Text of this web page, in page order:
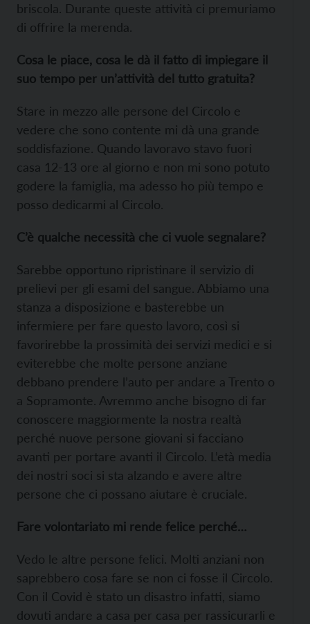
briscola. Durante queste attività ci premuriamo
di offrire la merenda.
Cosa le piace, cosa le dà il fatto di impiegare il
suo tempo per un’attività del tutto gratuita?
Stare in mezzo alle persone del Circolo e
vedere che sono contente mi dà una grande
soddisfazione. Quando lavoravo stavo fuori
casa 12-13 ore al giorno e non mi sono potuto
godere la famiglia, ma adesso ho più tempo e
posso dedicarmi al Circolo.
C’è qualche necessità che ci vuole segnalare?
Sarebbe opportuno ripristinare il servizio di
prelievi per gli esami del sangue. Abbiamo una
stanza a disposizione e basterebbe un
infermiere per fare questo lavoro, così si
favorirebbe la prossimità dei servizi medici e si
eviterebbe che molte persone anziane
debbano prendere l’auto per andare a Trento o
a Sopramonte. Avremmo anche bisogno di far
conoscere maggiormente la nostra realtà
perché nuove persone giovani si facciano
avanti per portare avanti il Circolo. L’età media
dei nostri soci si sta alzando e avere altre
persone che ci possano aiutare è cruciale.
Fare volontariato mi rende felice perché…
Vedo le altre persone felici. Molti anziani non
saprebbero cosa fare se non ci fosse il Circolo.
Con il Covid è stato un disastro infatti, siamo
dovuti andare a casa per casa per rassicurarli e